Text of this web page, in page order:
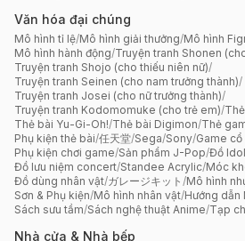
Văn hóa đại chúng
Mô hình tỉ lệ/Mô hình giải thưởng/Mô hình
Mô hình hành động/Truyện tranh Shonen
Truyện tranh Shojo (cho thiếu niên nữ)/
Truyện tranh Seinen (cho nam trưởng thành)/
Truyện tranh Josei (cho nữ trưởng thành)/
Truyện tranh Kodomomuke (cho trẻ em)/
Thẻ bài Yu-Gi-Oh!/Thẻ bài Digimon/Thẻ
Phụ kiện thẻ bài/任天堂/Sega/Sony/Game cổ
Phụ kiện chơi game/Sản phẩm J-Pop/Đồ Idol
Đồ lưu niệm concert/Standee Acrylic/Móc
Đồ dùng nhân vật/ガレージキット /Mô hình
Sơn & Phụ kiện/Mô hình nhân vật/Hướng dẫn
Sách sưu tầm/Sách nghệ thuật Anime/Tạp
Nhà cửa & Nhà bếp